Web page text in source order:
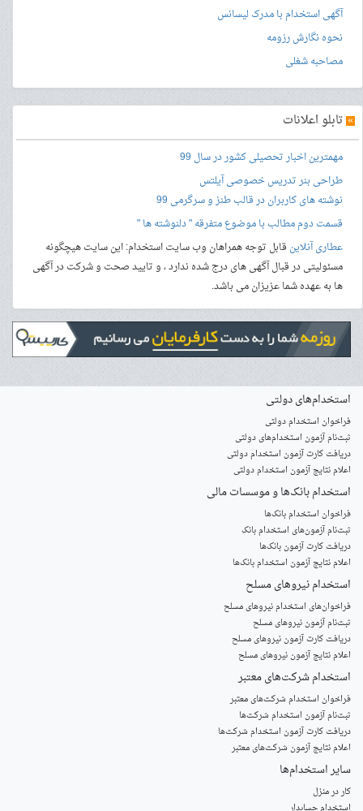
آگهی استخدام با مدرک لیسانس
نحوه نگارش رزومه
مصاحبه شغلی
» تابلو اعلانات
مهمترین اخبار تحصیلی کشور در سال 99
طراحی بنرتدریس خصوصی آیلتس
نوشته های کاربران در قالب طنز و سرگرمی 99
قسمت دوم مطالب با موضوع متفرقه " دلنوشته ها "
عطاری آنلاینقابل توجه همراهان وب سایت استخدام: این سایت هیچگونه
مسئولیتی در قبال آگهی های درج شده ندارد ، و تایید صحت و شرکت در آگهی
ها به عهده شما عزیزان می باشد.
استخدام‌های دولتی
فراخوان استخدام دولتی
ثبت‌نام آزمون‌ استخدام‌های دولتی
دریافت کارت آزمون استخدام دولتی
اعلام نتایج آزمون استخدام دولتی
استخدام‌ بانک‌ها و موسسات مالی
فراخوان استخدام بانک‌ها
‌ثبت‌نام آزمون‌های استخدام بانک
دریافت کارت آزمون بانک‌ها
اعلام نتایج آزمون استخدام بانک‌ها
استخدام‌ نیروهای مسلح
‌فراخوان‌های استخدام‌ نیروهای مسلح
ثبت‌نام آزمون نیروهای مسلح
دریافت کارت آزمون نیروهای مسلح
اعلام نتایج آزمون نیروهای مسلح
استخدام‌ شرکت‌های معتبر
فراخوان استخدام شرکت‌های معتبر
ثبت‌نام آزمون استخدام شرکت‌ها
دریافت کارت آزمون استخدام شرکت‌ها
اعلام نتایج آزمون شرکت‌های معتبر
سایر استخدام‌ها
کار در منزل